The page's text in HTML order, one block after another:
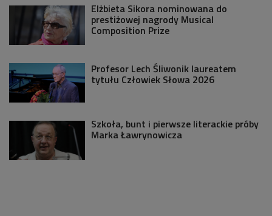
Elżbieta Sikora nominowana do
prestiżowej nagrody Musical
Composition Prize
Profesor Lech Śliwonik laureatem
tytułu Człowiek Słowa 2026
Szkoła, bunt i pierwsze literackie próby
Marka Ławrynowicza